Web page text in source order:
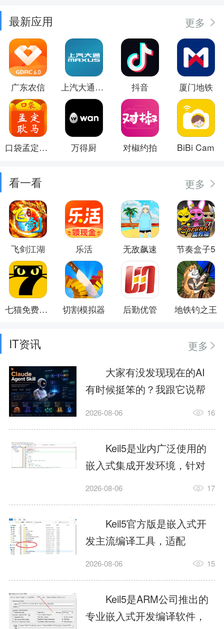
最新应用 更多
广东农信 上汽大通MAXUS 抖音 厦门地铁
口袋孟定耿马 万得厨 对椒约拍 BiBi Cam
看一看 更多
飞剑江湖 乐活 无敌飙速 节奏盒子5
七猫免费小说 切割模拟器 后勤优管 地铁钓之王
IT资讯
更多
大家有没发现现在的AI
有时候挺笨的？我跟它说帮
我订个明天早上的闹钟，它
这样？因为AI，就是个只会
耍嘴皮子的书呆子。它脑子
里有海量知识，但没有真正
激发出来实力。而
AgentSkill，就是给AI大脑装
上的一双机械手，它真的能
解决很多问题。1什么是
AgentSkillSkill指...
2026-08-06 16
Keil5是业内广泛使用的
嵌入式集成开发环境，针对
ARM、51内核单片机提供编
力，代码编译稳定，调试工
具成熟，大量开源项目基于
该平台开发。新项目需要单
独下载对应芯片支持包，新
手配置难度较高，正版商业
授权费用不菲，未授权版本
存在程序容量限制，适合硬
2026-08-06 17
Keil5官方版是嵌入式开
发主流编译工具，适配
STM32、51单片机等多款芯
在线调试、代码仿真，兼容
众多厂商芯片安装包。软件
需要手动添加器件库，初次
2026-08-06 15
Keil5是ARM公司推出的
专业嵌入式开发编译软件，